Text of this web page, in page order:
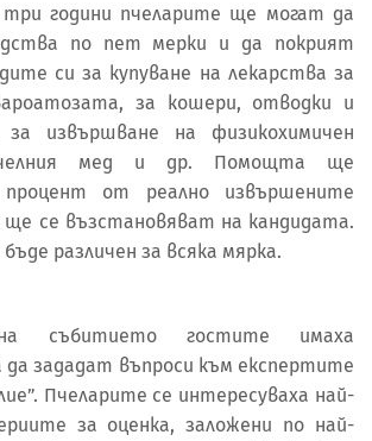
години пчеларите ще могат да
по пет мерки и да покрият
си за купуване на лекарства за
за кошери, отводки и
за извършване на физикохимичен
мед и др. Помощта ще
процент от реално извършените
ще се възстановяват на кандидата.
различен за всяка мярка.
събитието гостите имаха
зададат въпроси към експертите
Пчеларите се интересуваха най-
за оценка, заложени по най-